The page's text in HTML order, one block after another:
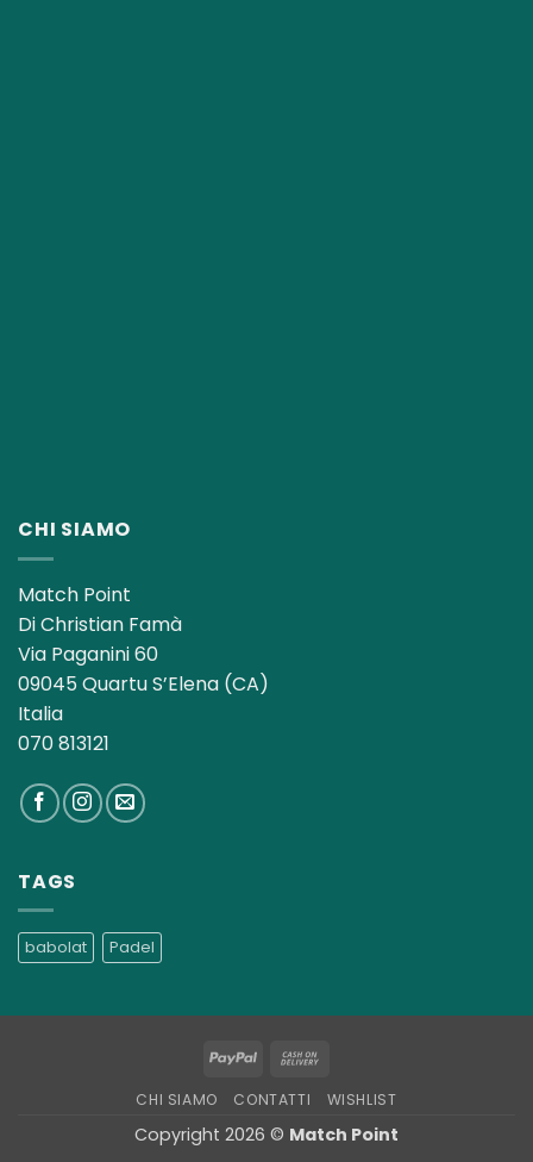
CHI SIAMO
Match Point
Di Christian Famà
Via Paganini 60
09045 Quartu S’Elena (CA)
Italia
070 813121
TAGS
babolat Padel
PayPal
Delivery
CHI SIAMO CONTATTI WISHLIST
Copyright 2026 © Match Point